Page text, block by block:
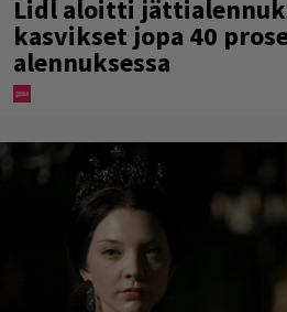
Lidl aloitti
kasvikset jopa 40
alennuksessa